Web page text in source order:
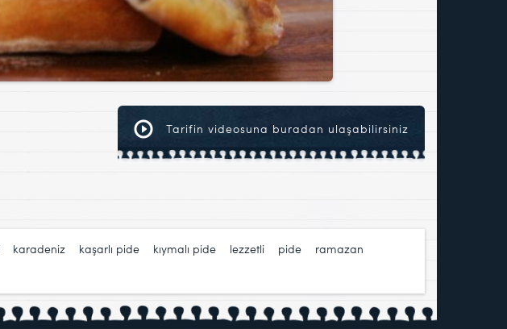
Tarifin videosuna buradan ulaşabilirsiniz
karadeniz kaşarlı pide kıymalı pide lezzetli pide ramazan